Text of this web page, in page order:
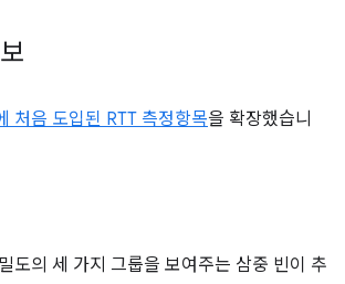
처음 도입된 RTT 측정항목을 확장했습니
도의 세 가지 그룹을 보여주는 삼중 빈이 추